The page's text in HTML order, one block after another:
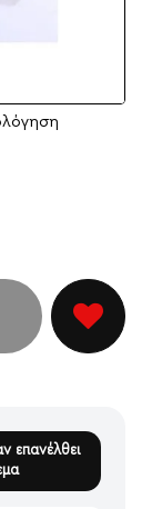
επανέλθει